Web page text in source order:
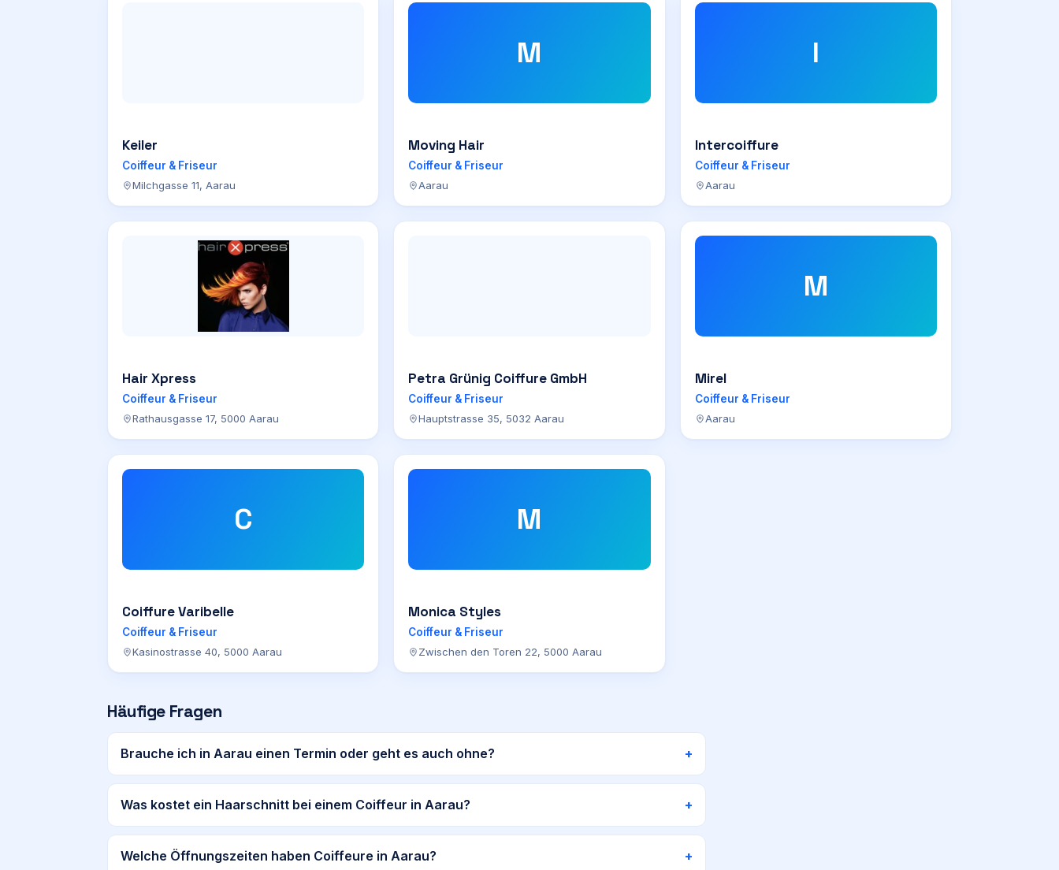
Keiler
Coiffeur & Friseur
Milchgasse 11, Aarau
M
Moving Hair
Coiffeur & Friseur
Aarau
I
Intercoiffure
Coiffeur & Friseur
Aarau
Hair Xpress
Coiffeur & Friseur
Rathausgasse 17, 5000 Aarau
Petra Grünig Coiffure GmbH
Coiffeur & Friseur
Hauptstrasse 35, 5032 Aarau
M
Mirel
Coiffeur & Friseur
Aarau
C
Coiffure Varibelle
Coiffeur & Friseur
Kasinostrasse 40, 5000 Aarau
M
Monica Styles
Coiffeur & Friseur
Zwischen den Toren 22, 5000 Aarau
Häufige Fragen
Brauche ich in Aarau einen Termin oder geht es auch ohne?
Was kostet ein Haarschnitt bei einem Coiffeur in Aarau?
Welche Öffnungszeiten haben Coiffeure in Aarau?